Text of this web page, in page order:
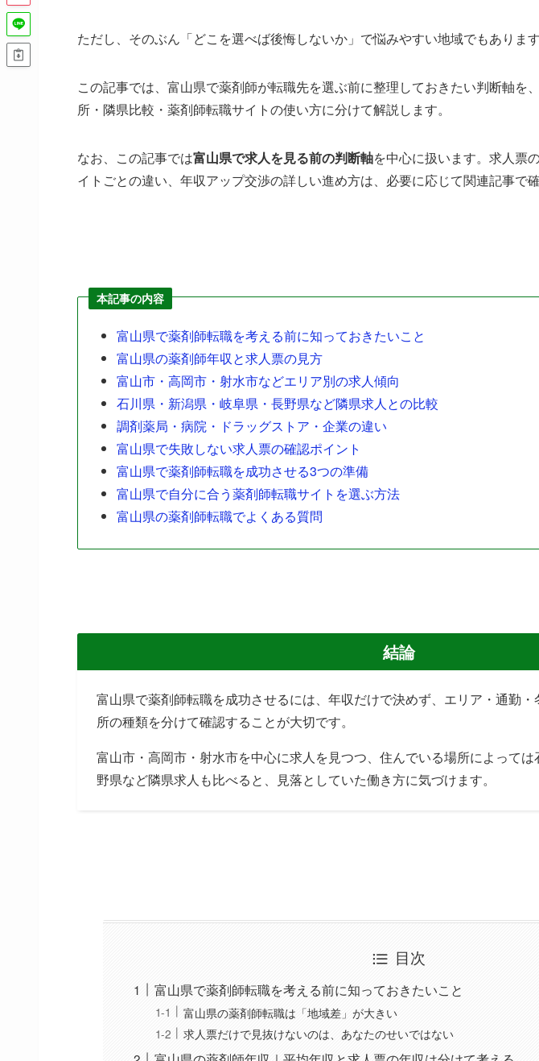
ただし、そのぶん「どこを選べば後悔しないか」で悩みやすい地域でもあります
この記事では、富山県で薬剤師が転職先を選ぶ前に整理しておきたい判断軸を
所・隣県比較・薬剤師転職サイトの使い方に分けて解説します。
なお、この記事では富山県で求人を見る前の判断軸を中心に扱います。求人票
イトごとの違い、年収アップ交渉の詳しい進め方は、必要に応じて関連記事で
本記事の内容
富山県で薬剤師転職を考える前に知っておきたいこと
富山県の薬剤師年収と求人票の見方
富山市・高岡市・射水市などエリア別の求人傾向
石川県・新潟県・岐阜県・長野県など隣県求人との比較
調剤薬局・病院・ドラッグストア・企業の違い
富山県で失敗しない求人票の確認ポイント
富山県で薬剤師転職を成功させる3つの準備
富山県で自分に合う薬剤師転職サイトを選ぶ方法
富山県の薬剤師転職でよくある質問
結論
富山県で薬剤師転職を成功させるには、年収だけで決めず、エリア・通勤
所の種類を分けて確認することが大切です。
富山市・高岡市・射水市を中心に求人を見つつ、住んでいる場所によって
野県など隣県求人も比べると、見落としていた働き方に気づけます。
目次
富山県で薬剤師転職を考える前に知っておきたいこと
富山県の薬剤師転職は「地域差」が大きい
求人票だけで見抜けないのは、あなたのせいではない